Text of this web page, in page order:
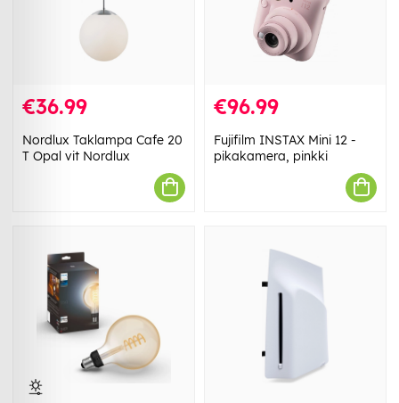
€36.99
Nordlux Taklampa Cafe 20
T Opal vit Nordlux
€96.99
Fujifilm INSTAX Mini 12 -
pikakamera, pinkki